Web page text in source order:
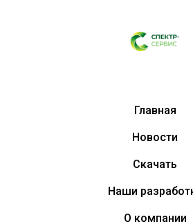
Главная
Новости
Скачать
Наши
О компании